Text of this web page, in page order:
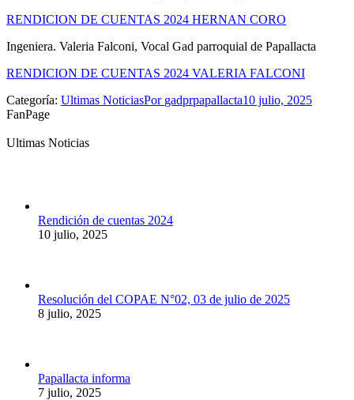
RENDICION DE CUENTAS 2024 HERNAN CORO
Ingeniera. Valeria Falconi, Vocal Gad parroquial de Papallacta
RENDICION DE CUENTAS 2024 VALERIA FALCONI
Categoría: Ultimas NoticiasPor gadprpapallacta10 julio, 2025
FanPage
Ultimas Noticias
Rendición de cuentas 2024
10 julio, 2025
Resolución del COPAE N°02, 03 de julio de 2025
8 julio, 2025
Papallacta informa
7 julio, 2025